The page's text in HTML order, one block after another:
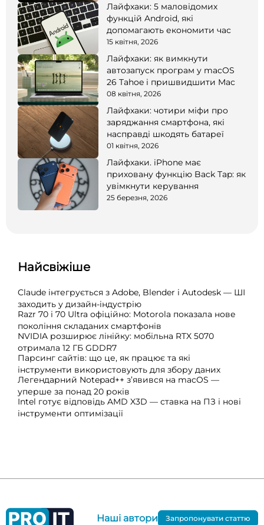
Лайфхаки: 5 маловідомих
функцій Android, які
допомагають економити час
15 квітня, 2026
Лайфхаки: як вимкнути
автозапуск програм у macOS
26 Tahoe і пришвидшити Mac
08 квітня, 2026
Лайфхаки: чотири міфи про
заряджання смартфона, які
насправді шкодять батареї
01 квітня, 2026
Лайфхаки. iPhone має
приховану функцію Back Tap: як
увімкнути керування
25 березня, 2026
Найсвіжіше
Claude інтегрується з Adobe, Blender і Autodesk — ШІ
заходить у дизайн-індустрію
Razr 70 і 70 Ultra офіційно: Motorola показала нове
покоління складаних смартфонів
NVIDIA розширює лінійку: мобільна RTX 5070
отримала 12 ГБ GDDR7
Парсинг сайтів: що це, як працює та які
інструменти використовують для збору даних
Легендарний Notepad++ з’явився на macOS —
уперше за понад 20 років
Intel готує відповідь AMD X3D — ставка на ПЗ і нові
інструменти оптимізації
Наші автори Запропонувати статтю